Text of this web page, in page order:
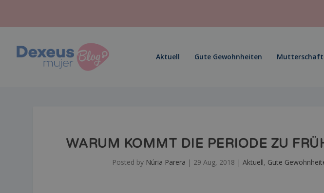
Aktuell Gute Gewohnheiten Mutterschaft
WARUM KOMMT DIE PERIODE ZU
Posted by Núria Parera | 29 Aug, 2018 | Aktuell, Gute